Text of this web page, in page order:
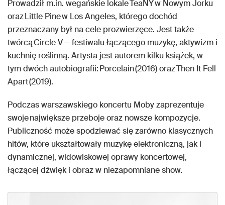
Prowadził m.in. wegańskie lokale TeaNY w Nowym Jorku
oraz Little Pine w Los Angeles, którego dochód
przeznaczany był na cele prozwierzęce. Jest także
twórcą Circle V — festiwalu łączącego muzykę, aktywizm i
kuchnię roślinną. Artysta jest autorem kilku książek, w
tym dwóch autobiografii: Porcelain (2016) oraz Then It Fell
Apart (2019).
Podczas warszawskiego koncertu Moby zaprezentuje
swoje największe przeboje oraz nowsze kompozycje.
Publiczność może spodziewać się zarówno klasycznych
hitów, które ukształtowały muzykę elektroniczną, jak i
dynamicznej, widowiskowej oprawy koncertowej,
łączącej dźwięk i obraz w niezapomniane show.